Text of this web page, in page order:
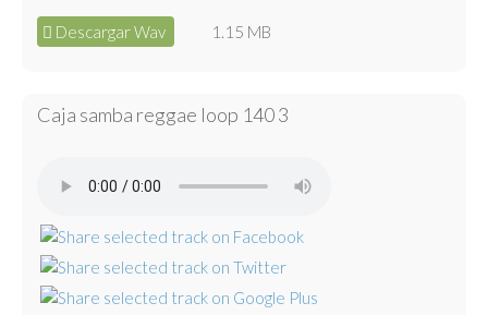
Descargar Wav 1.15 MB
Caja samba reggae loop 140 3